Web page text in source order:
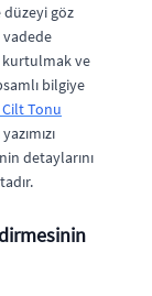
düzeyi göz
vadede
kurtulmak ve
bilgiye
Tonu
detaylarını